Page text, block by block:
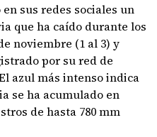
sus redes sociales un
que ha caído durante los
noviembre (1 al 3) y
por su red de
azul más intenso indica
se ha acumulado en
de hasta 780 mm